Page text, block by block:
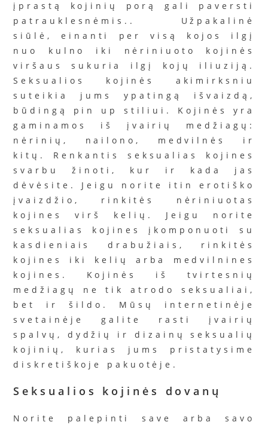
įprastą kojinių porą gali paversti
patrauklesnėmis.. Užpakalinė
siūlė, einanti per visą kojos ilgį
nuo kulno iki nėriniuoto kojinės
viršaus sukuria ilgį kojų iliuziją.
Seksualios kojinės akimirksniu
suteikia jums ypatingą išvaizdą,
būdingą pin up stiliui. Kojinės yra
gaminamos iš įvairių medžiagų:
nėrinių, nailono, medvilnės ir
kitų. Renkantis seksualias kojines
svarbu žinoti, kur ir kada jas
dėvėsite. Jeigu norite itin erotiško
įvaizdžio, rinkitės nėriniuotas
kojines virš kelių. Jeigu norite
seksualias kojines įkomponuoti su
kasdieniais drabužiais, rinkitės
kojines iki kelių arba medvilnines
kojines. Kojinės iš tvirtesnių
medžiagų ne tik atrodo seksualiai,
bet ir šildo. Mūsų internetinėje
svetainėje galite rasti įvairių
spalvų, dydžių ir dizainų seksualių
kojinių, kurias jums pristatysime
diskretiškoje pakuotėje.
Seksualios kojinės dovanų
Norite palepinti save arba savo